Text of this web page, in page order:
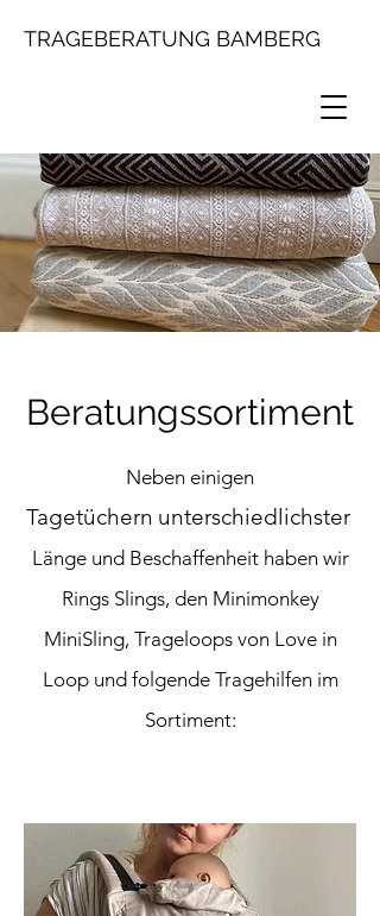
TRAGEBERATUNG BAMBERG
Beratungssortiment
Neben einigen
Tagetüchern unterschiedlichster
Länge und Beschaffenheit haben wir
Rings Slings, den Minimonkey
MiniSling, Trageloops von Love in
Loop und folgende Tragehilfen im
Sortiment: